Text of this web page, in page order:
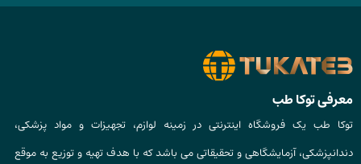
معرفی توکا طب
توکا طب یک فروشگاه اینترنتی در زمینه لوازم، تجهیزات و مواد پزشکی،
دندانپزشکی، آزمایشگاهی و تحقیقاتی می باشد که با هدف تهیه و توزیع به موقع